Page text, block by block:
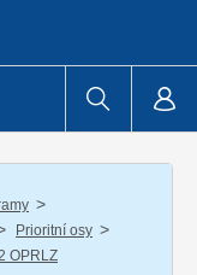
/
Prioritní osy /
OPRLZ